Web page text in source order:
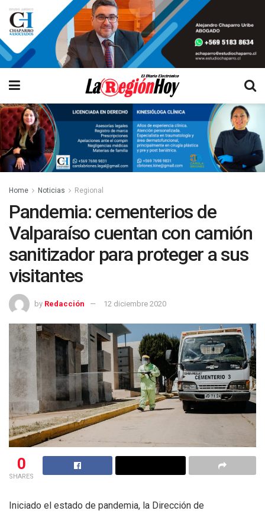
Home Noticias Regional
Pandemia: cementerios de
Valparaíso cuentan con camión
sanitizador para proteger a sus
visitantes
by Redacción 12 diciembre 2020
0
SHARES
Iniciado el estado de pandemia, la Dirección de